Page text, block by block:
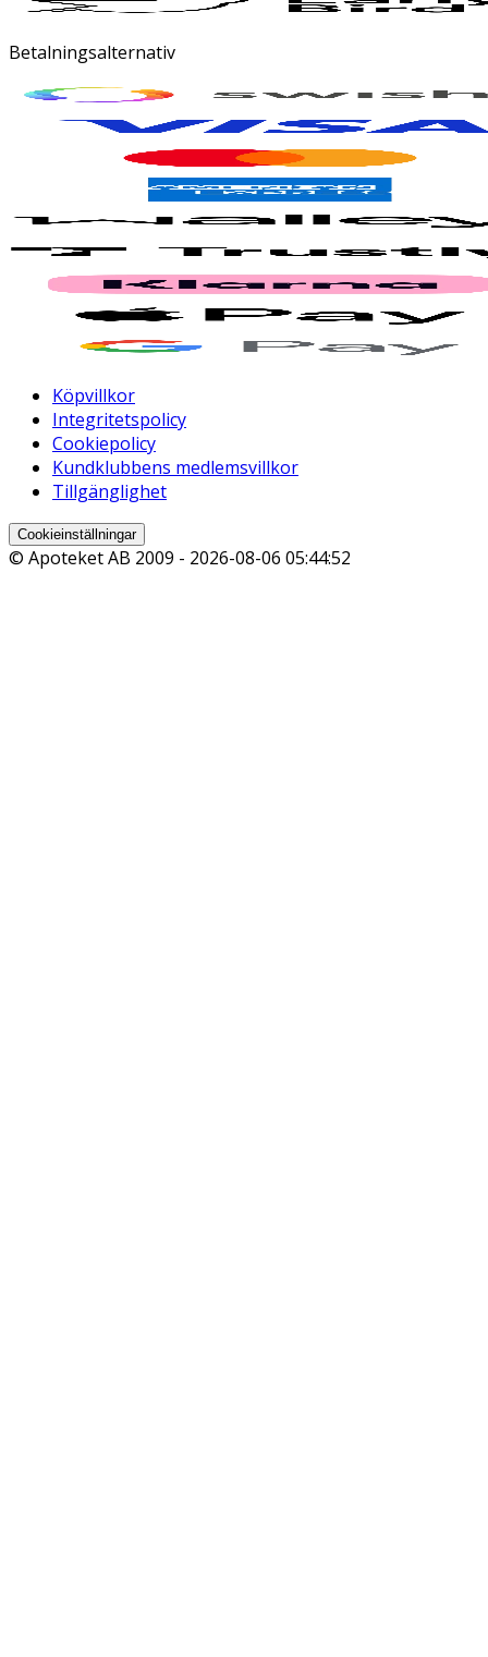
Betalningsalternativ
Köpvillkor
Integritetspolicy
Cookiepolicy
Kundklubbens medlemsvillkor
Tillgänglighet
Cookieinställningar
© Apoteket AB 2009 - 2026-08-06 05:44:52